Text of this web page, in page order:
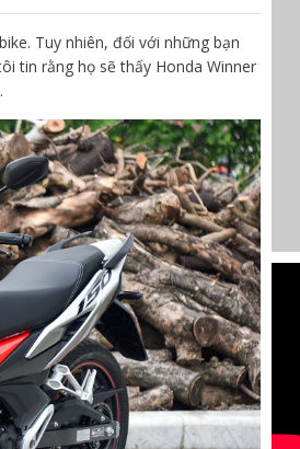
Tuy nhiên, đối với những bạn
tin rằng họ sẽ thấy Honda Winner